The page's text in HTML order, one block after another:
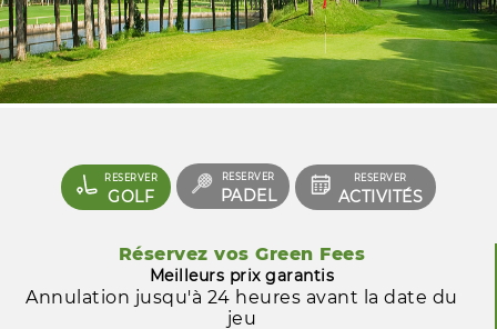
RESERVER
GOLF
RESERVER
PADEL
RESERVER
ACTIVITÉS
Réservez vos Green Fees
Meilleurs prix garantis
Annulation jusqu'à 24 heures avant la date du
jeu